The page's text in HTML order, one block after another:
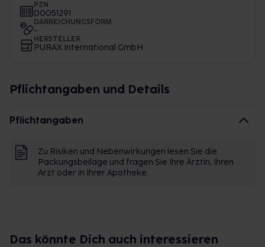
PZN
00051291
DARREICHUNGSFORM
-
HERSTELLER
PURAX International GmbH
Pflichtangaben und Details
Pflichtangaben
Zu Risiken und Nebenwirkungen lesen Sie die
Packungsbeilage und fragen Sie Ihre Ärztin, Ihren
Arzt oder in Ihrer Apotheke.
Das könnte Dich auch interessieren